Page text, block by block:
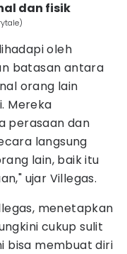
dan fisik
oleh
batasan antara
orang lain
Mereka
perasaan dan
langsung
lain, baik itu
ujar Villegas.
menetapkan
cukup sulit
bisa membuat diri